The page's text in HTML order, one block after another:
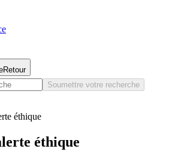
Retour
Soumettre votre recherche
éthique
éthique